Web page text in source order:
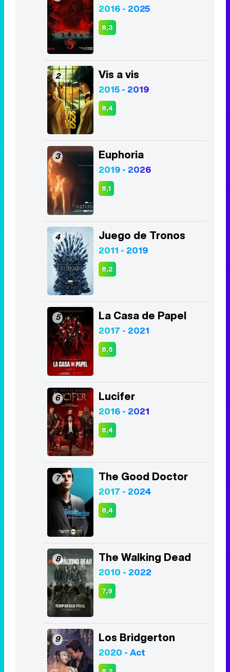
2 Vis a vis
2015 - 2019
8,4
3 Euphoria
2019 - 2026
8,1
4 Juego de Tronos
2011 - 2019
8,2
5 La Casa de Papel
2017 - 2021
8,5
6 Lucifer
2016 - 2021
8,4
7 The Good Doctor
2017 - 2024
8,4
8 The Walking Dead
2010 - 2022
7,9
9 Los Bridgerton
2020 - Act
8,2
10 The Boys
2019 - Act